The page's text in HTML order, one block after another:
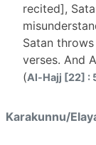
recited],
Satan
verses. And
(Al-Hajj [22] :
Karakunnu/